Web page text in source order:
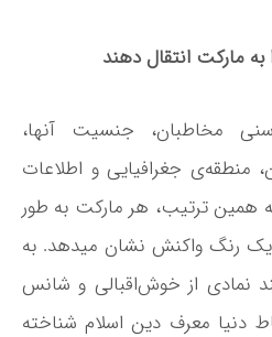
به مارکت انتقال دهند
مخاطبان، جنسیت آنها،
منطقه‌­ی جغرافیایی و اطلاعات
همین ترتیب، هر مارکت به طور
یک رنگ واکنش نشان می­دهد. به
نمادی از خوش‌­اقبالی و شانس
دنیا معرف دین اسلام شناخته